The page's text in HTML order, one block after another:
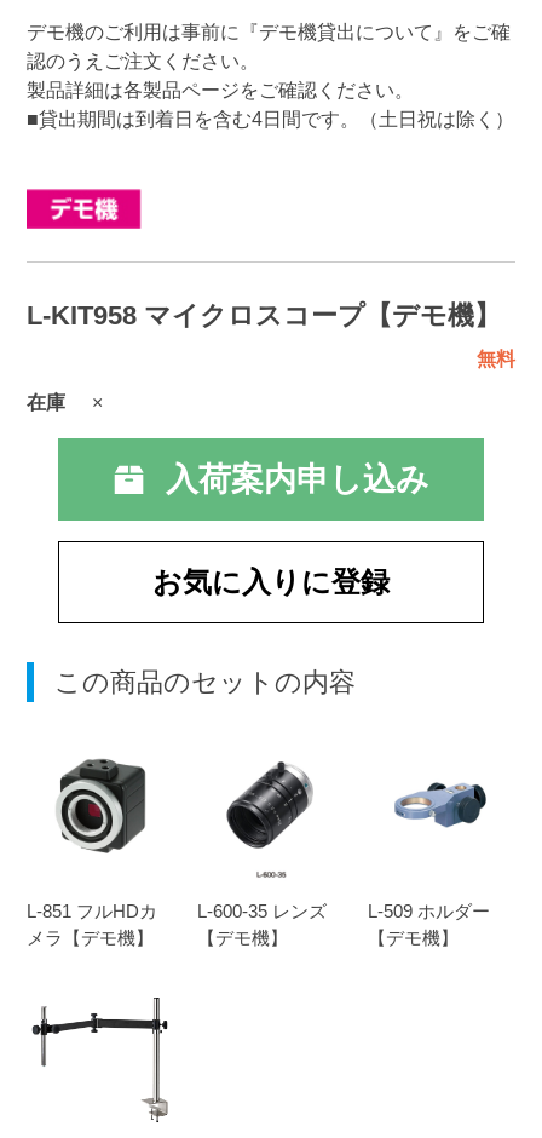
デモ機のご利用は事前に 『デモ機貸出について』
をご確
認のうえご注文ください。
製品詳細は各製品ページをご確認ください。
■貸出期間は到着日を含む4日間です。（土日祝は除く）
L-KIT958 マイクロスコープ【デモ機】
無料
在庫
×
お気に入りに登録
入荷案内申し込み
この商品のセットの内容
L-851 フルHDカ
メラ【デモ機】
L-600-35 レンズ
【デモ機】
L-509 ホルダー
【デモ機】